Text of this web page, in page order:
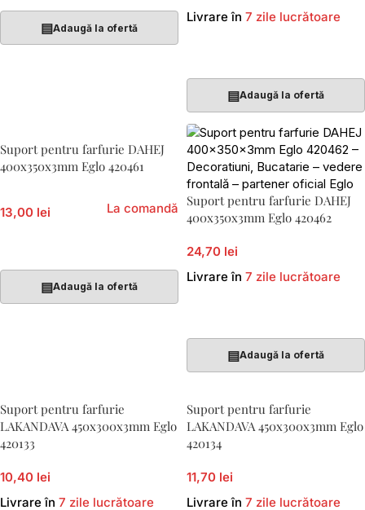
▤Adaugă la ofertă
Livrare în 7 zile lucrătoare
▤Adaugă la ofertă
Suport pentru farfurie DAHEJ
400x350x3mm Eglo 420461
13,00 lei La comandă
▤Adaugă la ofertă
Suport pentru farfurie DAHEJ
400x350x3mm Eglo 420462
24,70 lei
Livrare în 7 zile lucrătoare
▤Adaugă la ofertă
Suport pentru farfurie
LAKANDAVA 450x300x3mm Eglo
420133
10,40 lei
Livrare în 7 zile lucrătoare
Suport pentru farfurie
LAKANDAVA 450x300x3mm Eglo
420134
11,70 lei
Livrare în 7 zile lucrătoare